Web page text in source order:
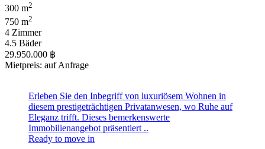
300 m2
750 m2
4 Zimmer
4.5 Bäder
29.950.000 ฿
Mietpreis: auf Anfrage
Erleben Sie den Inbegriff von luxuriösem Wohnen in
diesem prestigeträchtigen Privatanwesen, wo Ruhe auf
Eleganz trifft. Dieses bemerkenswerte
Immobilienangebot präsentiert ..
Ready to move in